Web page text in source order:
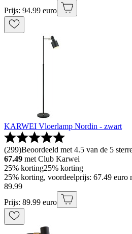
Prijs: 94.99 euro
KARWEI Vloerlamp Nordin - zwart
(299)Beoordeeld met 4.5 van de 5
67.49 met Club Karwei
25% korting25% korting
25% korting, voordeelprijs: 67.49 euro
89.99
Prijs: 89.99 euro